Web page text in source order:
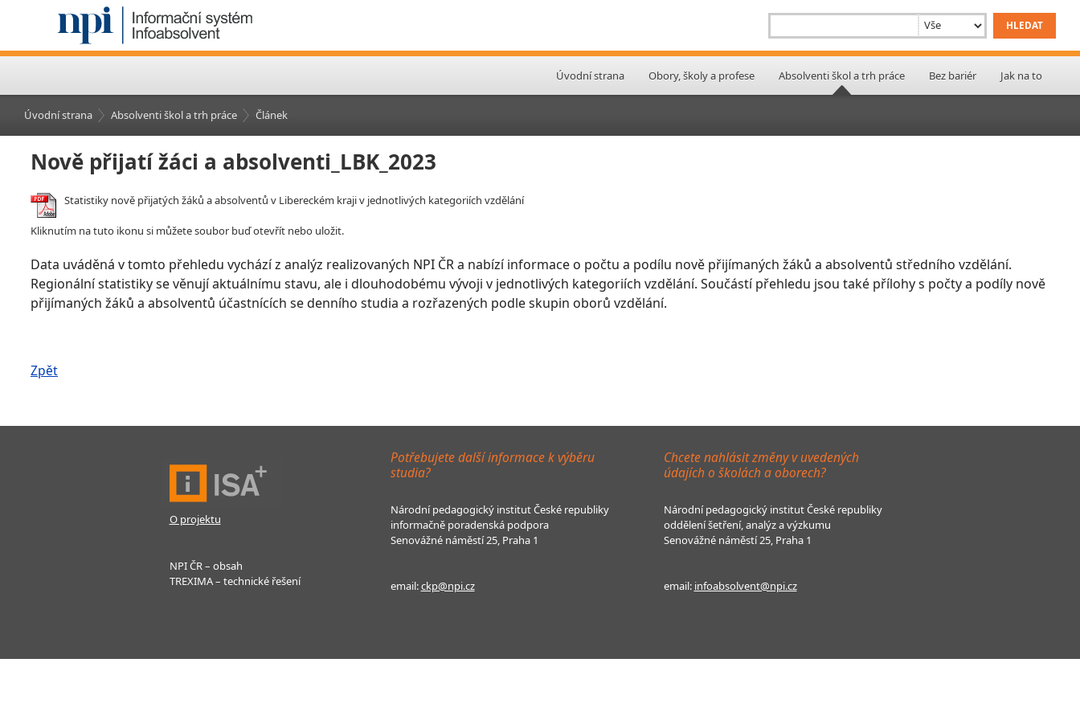
Úvodní strana Obory, školy a profese Absolventi škol a trh práce Bez bariér Jak na to
Úvodní strana Absolventi škol a trh práce Článek
Nově přijatí žáci a absolventi_LBK_2023
Statistiky nově přijatých žáků a absolventů v Libereckém kraji v jednotlivých kategoriích vzdělání
Kliknutím na tuto ikonu si můžete soubor buď otevřít nebo uložit.
Data uváděná v tomto přehledu vychází z analýz realizovaných NPI ČR a nabízí informace o počtu a podílu nově přijímaných žáků a absolventů středního vzdělání.
Regionální statistiky se věnují aktuálnímu stavu, ale i dlouhodobému vývoji v jednotlivých kategoriích vzdělání. Součástí přehledu jsou také přílohy s počty a podíly nově
přijímaných žáků a absolventů účastnících se denního studia a rozřazených podle skupin oborů vzdělání.
Zpět
O projektu
NPI ČR – obsah
TREXIMA – technické řešení
Potřebujete další informace k výběru
studia?
Národní pedagogický institut České republiky
informačně poradenská podpora
Senovážné náměstí 25, Praha 1
email:ckp@npi.cz
Chcete nahlásit změny v uvedených
údajích o školách a oborech?
Národní pedagogický institut České republiky
oddělení šetření, analýz a výzkumu
Senovážné náměstí 25, Praha 1
email: infoabsolvent@npi.cz